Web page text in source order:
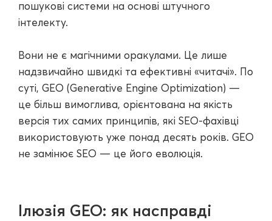
пошукові системи на основі штучного
інтелекту.
Вони не є магічними оракулами. Це лише
надзвичайно швидкі та ефективні «читачі». По
суті, GEO (Generative Engine Optimization) —
це більш вимоглива, орієнтована на якість
версія тих самих принципів, які SEO-фахівці
використовують уже понад десять років. GEO
не замінює SEO — це його еволюція.
Ілюзія GEO: як насправді